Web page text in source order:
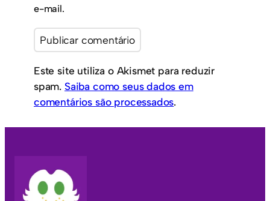
e-mail.
Este site utiliza o Akismet para reduzir
spam. Saiba como seus dados em
comentários são processados.